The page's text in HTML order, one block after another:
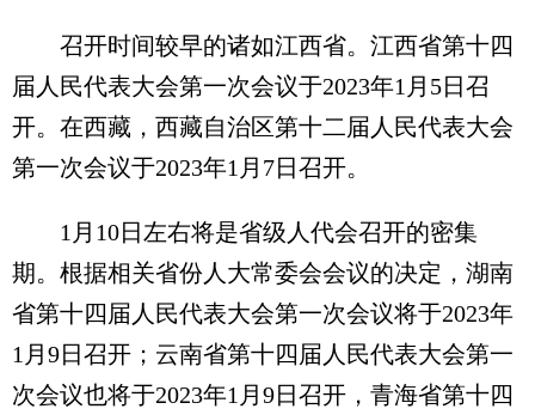
召开时间较早的诸如江西省。江西省第十四
届人民代表大会第一次会议于2023年1月5日召
开。在西藏，西藏自治区第十二届人民代表大会
第一次会议于2023年1月7日召开。
1月10日左右将是省级人代会召开的密集
期。根据相关省份人大常委会会议的决定，湖南
省第十四届人民代表大会第一次会议将于2023年
1月9日召开；云南省第十四届人民代表大会第一
次会议也将于2023年1月9日召开，青海省第十四